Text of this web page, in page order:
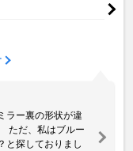
ラー裏の形状が違
ただ、私はブルー
と探しておりまし